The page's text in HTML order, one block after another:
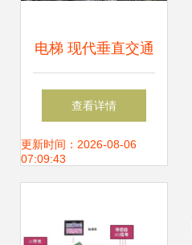
电梯 现代垂直交通
的复杂机电系统解
析
查看详情
更新时间：2026-08-06
07:09:43